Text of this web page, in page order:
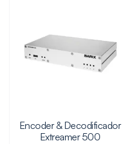
Encoder & Decodificador
Extreamer 500